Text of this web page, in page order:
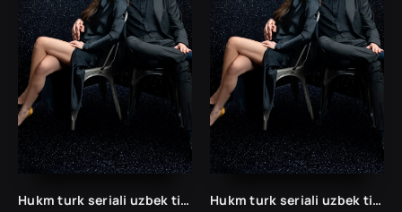
Hukm turk seriali uzbek tilida /Хукм турк сериали ўзбек тилида/ 203. 204. 205. 206. 207. 208. 209. 210. 211. 212. 213. 214. 215 barcha qismlari. Hukm turk seriali uzbek tilida /Хукм турк сериали ўзбек тилида/ 203. 204. 205. 206. 207. 208. 209. 210. 211. 212. 213. 214. 215 barcha qismlari.